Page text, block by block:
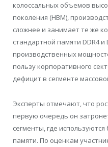
колоссальных объемов
поколения (HBM),
сложнее и занимает те же
стандартной памяти DDR4
производственных
пользу корпоративного
дефицит в сегменте
Эксперты отмечают, что
первую очередь он
сегменты, где
памяти. По оценкам